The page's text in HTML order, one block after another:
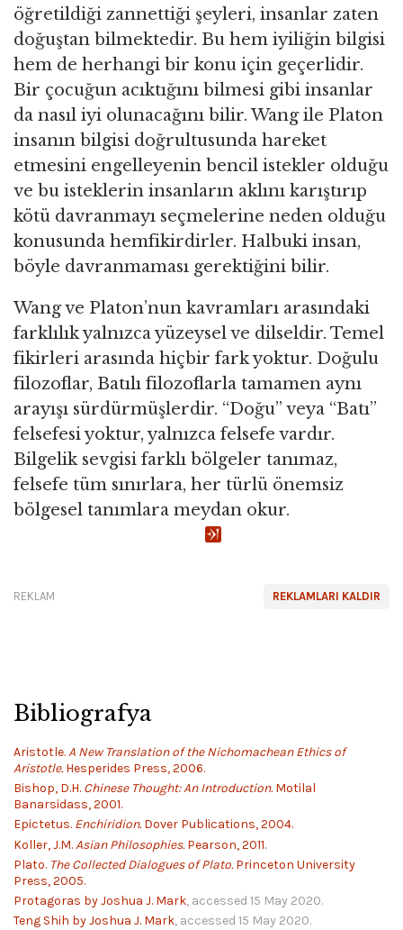
öğretildiği zannettiği şeyleri, insanlar zaten
doğuştan bilmektedir. Bu hem iyiliğin bilgisi
hem de herhangi bir konu için geçerlidir.
Bir çocuğun acıktığını bilmesi gibi insanlar
da nasıl iyi olunacağını bilir. Wang ile Platon
insanın bilgisi doğrultusunda hareket
etmesini engelleyenin bencil istekler olduğu
ve bu isteklerin insanların aklını karıştırıp
kötü davranmayı seçmelerine neden olduğu
konusunda hemfikirdirler. Halbuki insan,
böyle davranmaması gerektiğini bilir.
Wang ve Platon’nun kavramları arasındaki
farklılık yalnızca yüzeysel ve dilseldir. Temel
fikirleri arasında hiçbir fark yoktur. Doğulu
filozoflar, Batılı filozoflarla tamamen aynı
arayışı sürdürmüşlerdir. “Doğu” veya “Batı”
felsefesi yoktur, yalnızca felsefe vardır.
Bilgelik sevgisi farklı bölgeler tanımaz,
felsefe tüm sınırlara, her türlü önemsiz
bölgesel tanımlara meydan okur.
REKLAMLARI KALDIR
REKLAM
Bibliografya
Aristotle.A New Translation of the Nichomachean Ethics of
Aristotle.Hesperides Press, 2006.
Bishop, D.H. Chinese Thought: An Introduction.Motilal
Banarsidass, 2001.
Epictetus. Enchiridion.Dover Publications, 2004.
Koller, J.M.Asian Philosophies.Pearson, 2011.
Plato. The Collected Dialogues of Plato.Princeton University
Press, 2005.
Protagoras by Joshua J. Mark, accessed 15 May 2020.
Teng Shih by Joshua J. Mark, accessed 15 May 2020.